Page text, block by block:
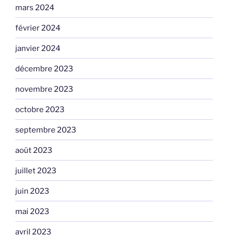
mars 2024
février 2024
janvier 2024
décembre 2023
novembre 2023
octobre 2023
septembre 2023
août 2023
juillet 2023
juin 2023
mai 2023
avril 2023